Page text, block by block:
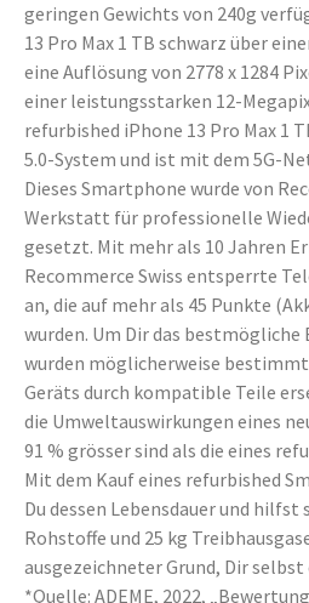
geringen Gewichts von 240g
13 Pro Max 1 TB schwarz über
eine Auflösung von 2778 x 1284
einer leistungsstarken 12-
refurbished iPhone 13 Pro Max 1
5.0-System und ist mit dem 5G-
Dieses Smartphone wurde von
Werkstatt für professionelle
gesetzt. Mit mehr als 10 Jahren
Recommerce Swiss entsperrte
an, die auf mehr als 45 Punkte
wurden. Um Dir das bestmögliche
wurden möglicherweise
Geräts durch kompatible Teile
die Umweltauswirkungen eines
91 % grösser sind als die eines
Mit dem Kauf eines refurbished
Du dessen Lebensdauer und hilfst
Rohstoffe und 25 kg
ausgezeichneter Grund, Dir selbst
*Quelle: ADEME, 2022,